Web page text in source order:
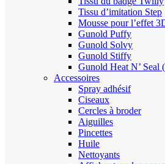
Tissu d’imitation Step
Mousse pour l’effet
Gunold Puffy
Gunold Solvy
Gunold Stiffy
Gunold Heat N’ Seal
Accessoires
Spray adhésif
Ciseaux
Cercles à broder
Aiguilles
Pincettes
Huile
Nettoyants